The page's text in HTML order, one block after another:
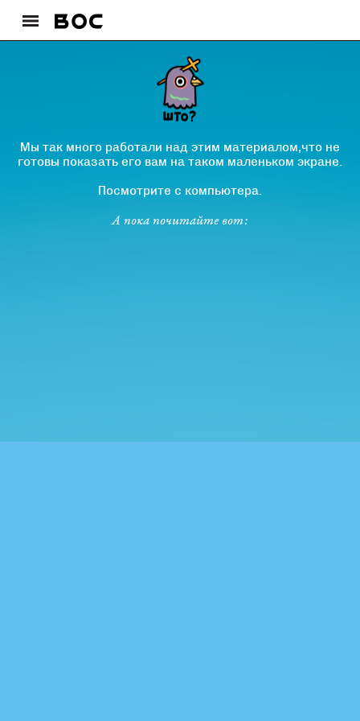
Мы так много работали над этим материалом,что не
готовы показать его вам на таком маленьком экране.
Посмотрите с компьютера.
А пока почитайте вот: